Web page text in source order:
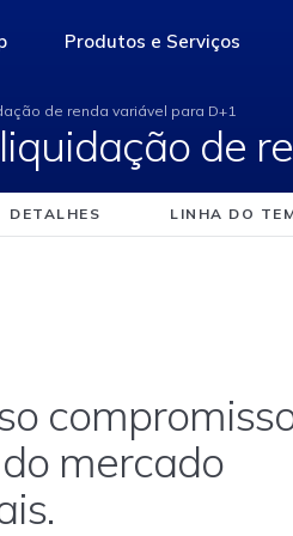
the-page access-the-
Produtos e Serviços
de renda variável para D+1
de
DETALHES LINHA DO
mercado